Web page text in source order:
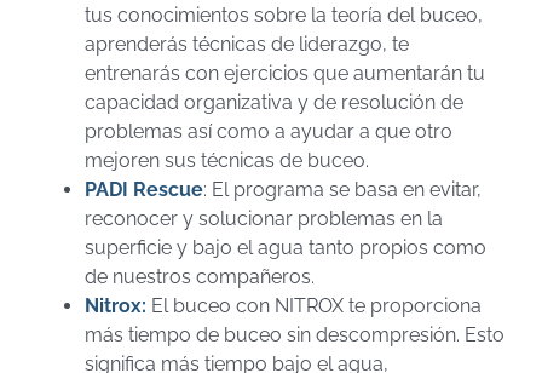
tus conocimientos sobre la teoría del buceo,
aprenderás técnicas de liderazgo, te
entrenarás con ejercicios que aumentarán tu
capacidad organizativa y de resolución de
problemas así como a ayudar a que otro
mejoren sus técnicas de buceo.
PADI Rescue: El programa se basa en evitar,
reconocer y solucionar problemas en la
superficie y bajo el agua tanto propios como
de nuestros compañeros.
Nitrox: El buceo con NITROX te proporciona
más tiempo de buceo sin descompresión. Esto
significa más tiempo bajo el agua,